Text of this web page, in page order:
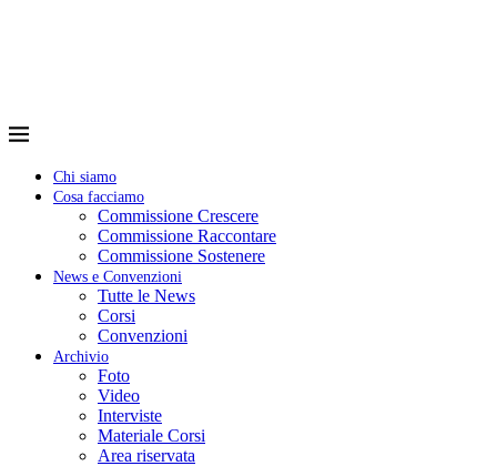
Chi siamo
Cosa facciamo
Commissione Crescere
Commissione Raccontare
Commissione Sostenere
News e Convenzioni
Tutte le News
Corsi
Convenzioni
Archivio
Foto
Video
Interviste
Materiale Corsi
Area riservata